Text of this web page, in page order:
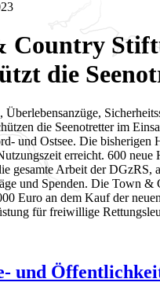
Country
die
Überlebensanzüge,
die Seenotretter im
und Ostsee. Die bisherigen
erreicht. 600 neue
gesamte Arbeit der DGzRS,
und Spenden. Die Town &
Euro an dem Kauf der neuen
für freiwillige
und